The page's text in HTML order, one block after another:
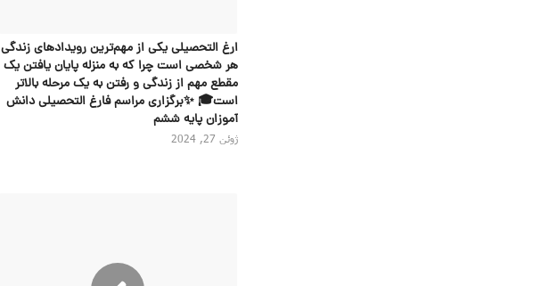
ارغ ‌التحصیلی یکی از مهم‌ترین رویدادهای زندگی
هر شخصی است چرا که به منزله پایان یافتن یک
مقطع مهم از زندگی و رفتن به یک مرحله بالاتر
است🎓 ✨برگزاری مراسم فارغ التحصیلی دانش
آموزان پایه ششم
ژوئن 27, 2024